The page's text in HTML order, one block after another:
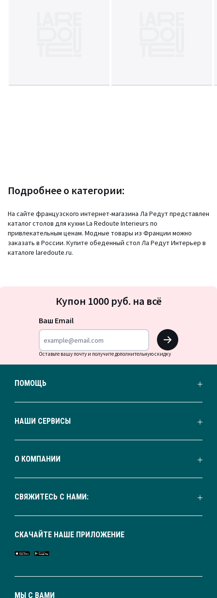
Подробнее о категории:
На сайте французского интернет-магазина Ла Редут представлен
каталог столов для кухни La Redoute Interieurs по
привлекательным ценам. Модные товары из Франции можно
заказать в России. Купите обеденный стол Ла Редут Интерьер в
каталоге laredoute.ru.
на
Купон 1000 руб. на всё
Ваш Email
OK
Оставьте вашу почту и получите дополнительную скидку
ПОМОЩЬ
НАШИ СЕРВИСЫ
О КОМПАНИИ
СВЯЖИТЕСЬ С НАМИ:
МЫ С ВАМИ
СКАЧАЙТЕ НАШЕ ПРИЛОЖЕНИЕ